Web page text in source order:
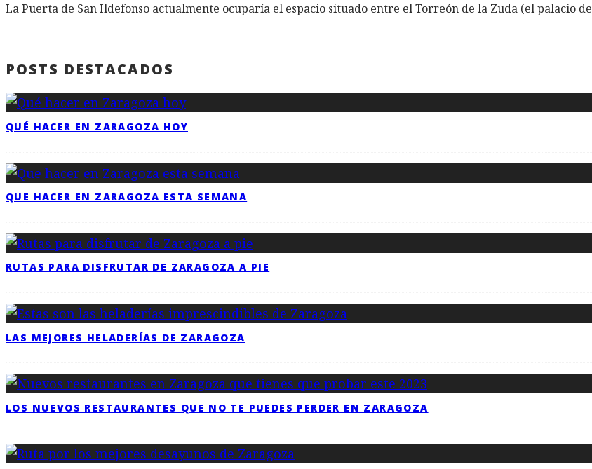
La Puerta de San Ildefonso actualmente ocuparía el espacio situado entre el Torreón de la Zuda (el palacio de
POSTS DESTACADOS
QUÉ HACER EN ZARAGOZA HOY
QUE HACER EN ZARAGOZA ESTA SEMANA
RUTAS PARA DISFRUTAR DE ZARAGOZA A PIE
LAS MEJORES HELADERÍAS DE ZARAGOZA
LOS NUEVOS RESTAURANTES QUE NO TE PUEDES PERDER EN ZARAGOZA